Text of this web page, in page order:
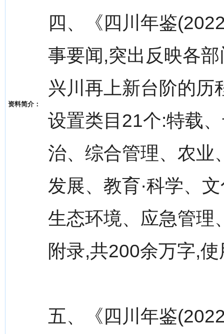
资料简介：
四、《四川年鉴
事要闻,突出反映各
兴川再上新台阶的历
设置类目21个:特载
治、综合管理、农业
发展、教育·科学、
生态环境、应急管理
附录,共200余万字,
五、《四川年鉴